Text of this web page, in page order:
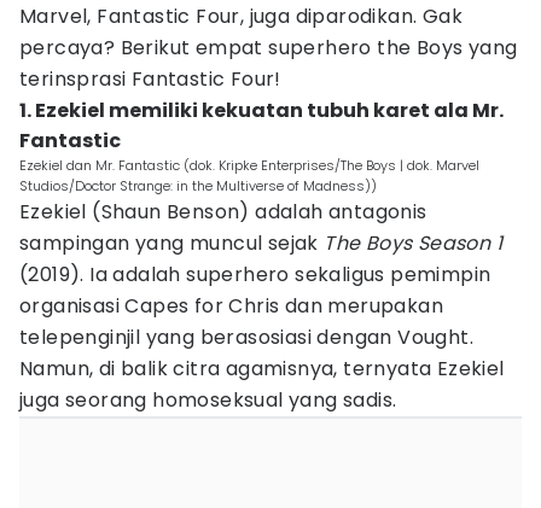
Marvel, Fantastic Four, juga diparodikan. Gak
percaya? Berikut empat superhero the Boys yang
terinsprasi Fantastic Four!
1. Ezekiel memiliki kekuatan tubuh karet ala Mr.
Fantastic
Ezekiel dan Mr. Fantastic (dok. Kripke Enterprises/The Boys | dok. Marvel
Studios/Doctor Strange: in the Multiverse of Madness))
Ezekiel (Shaun Benson) adalah antagonis
sampingan yang muncul sejak The Boys Season 1
(2019). Ia adalah superhero sekaligus pemimpin
organisasi Capes for Chris dan merupakan
telepenginjil yang berasosiasi dengan Vought.
Namun, di balik citra agamisnya, ternyata Ezekiel
juga seorang homoseksual yang sadis.